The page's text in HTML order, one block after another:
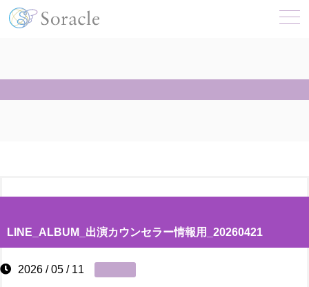
LINE_ALBUM_出演カウンセラー情報用_20260421
2026 / 05 / 11